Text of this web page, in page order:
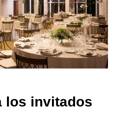
los invitados